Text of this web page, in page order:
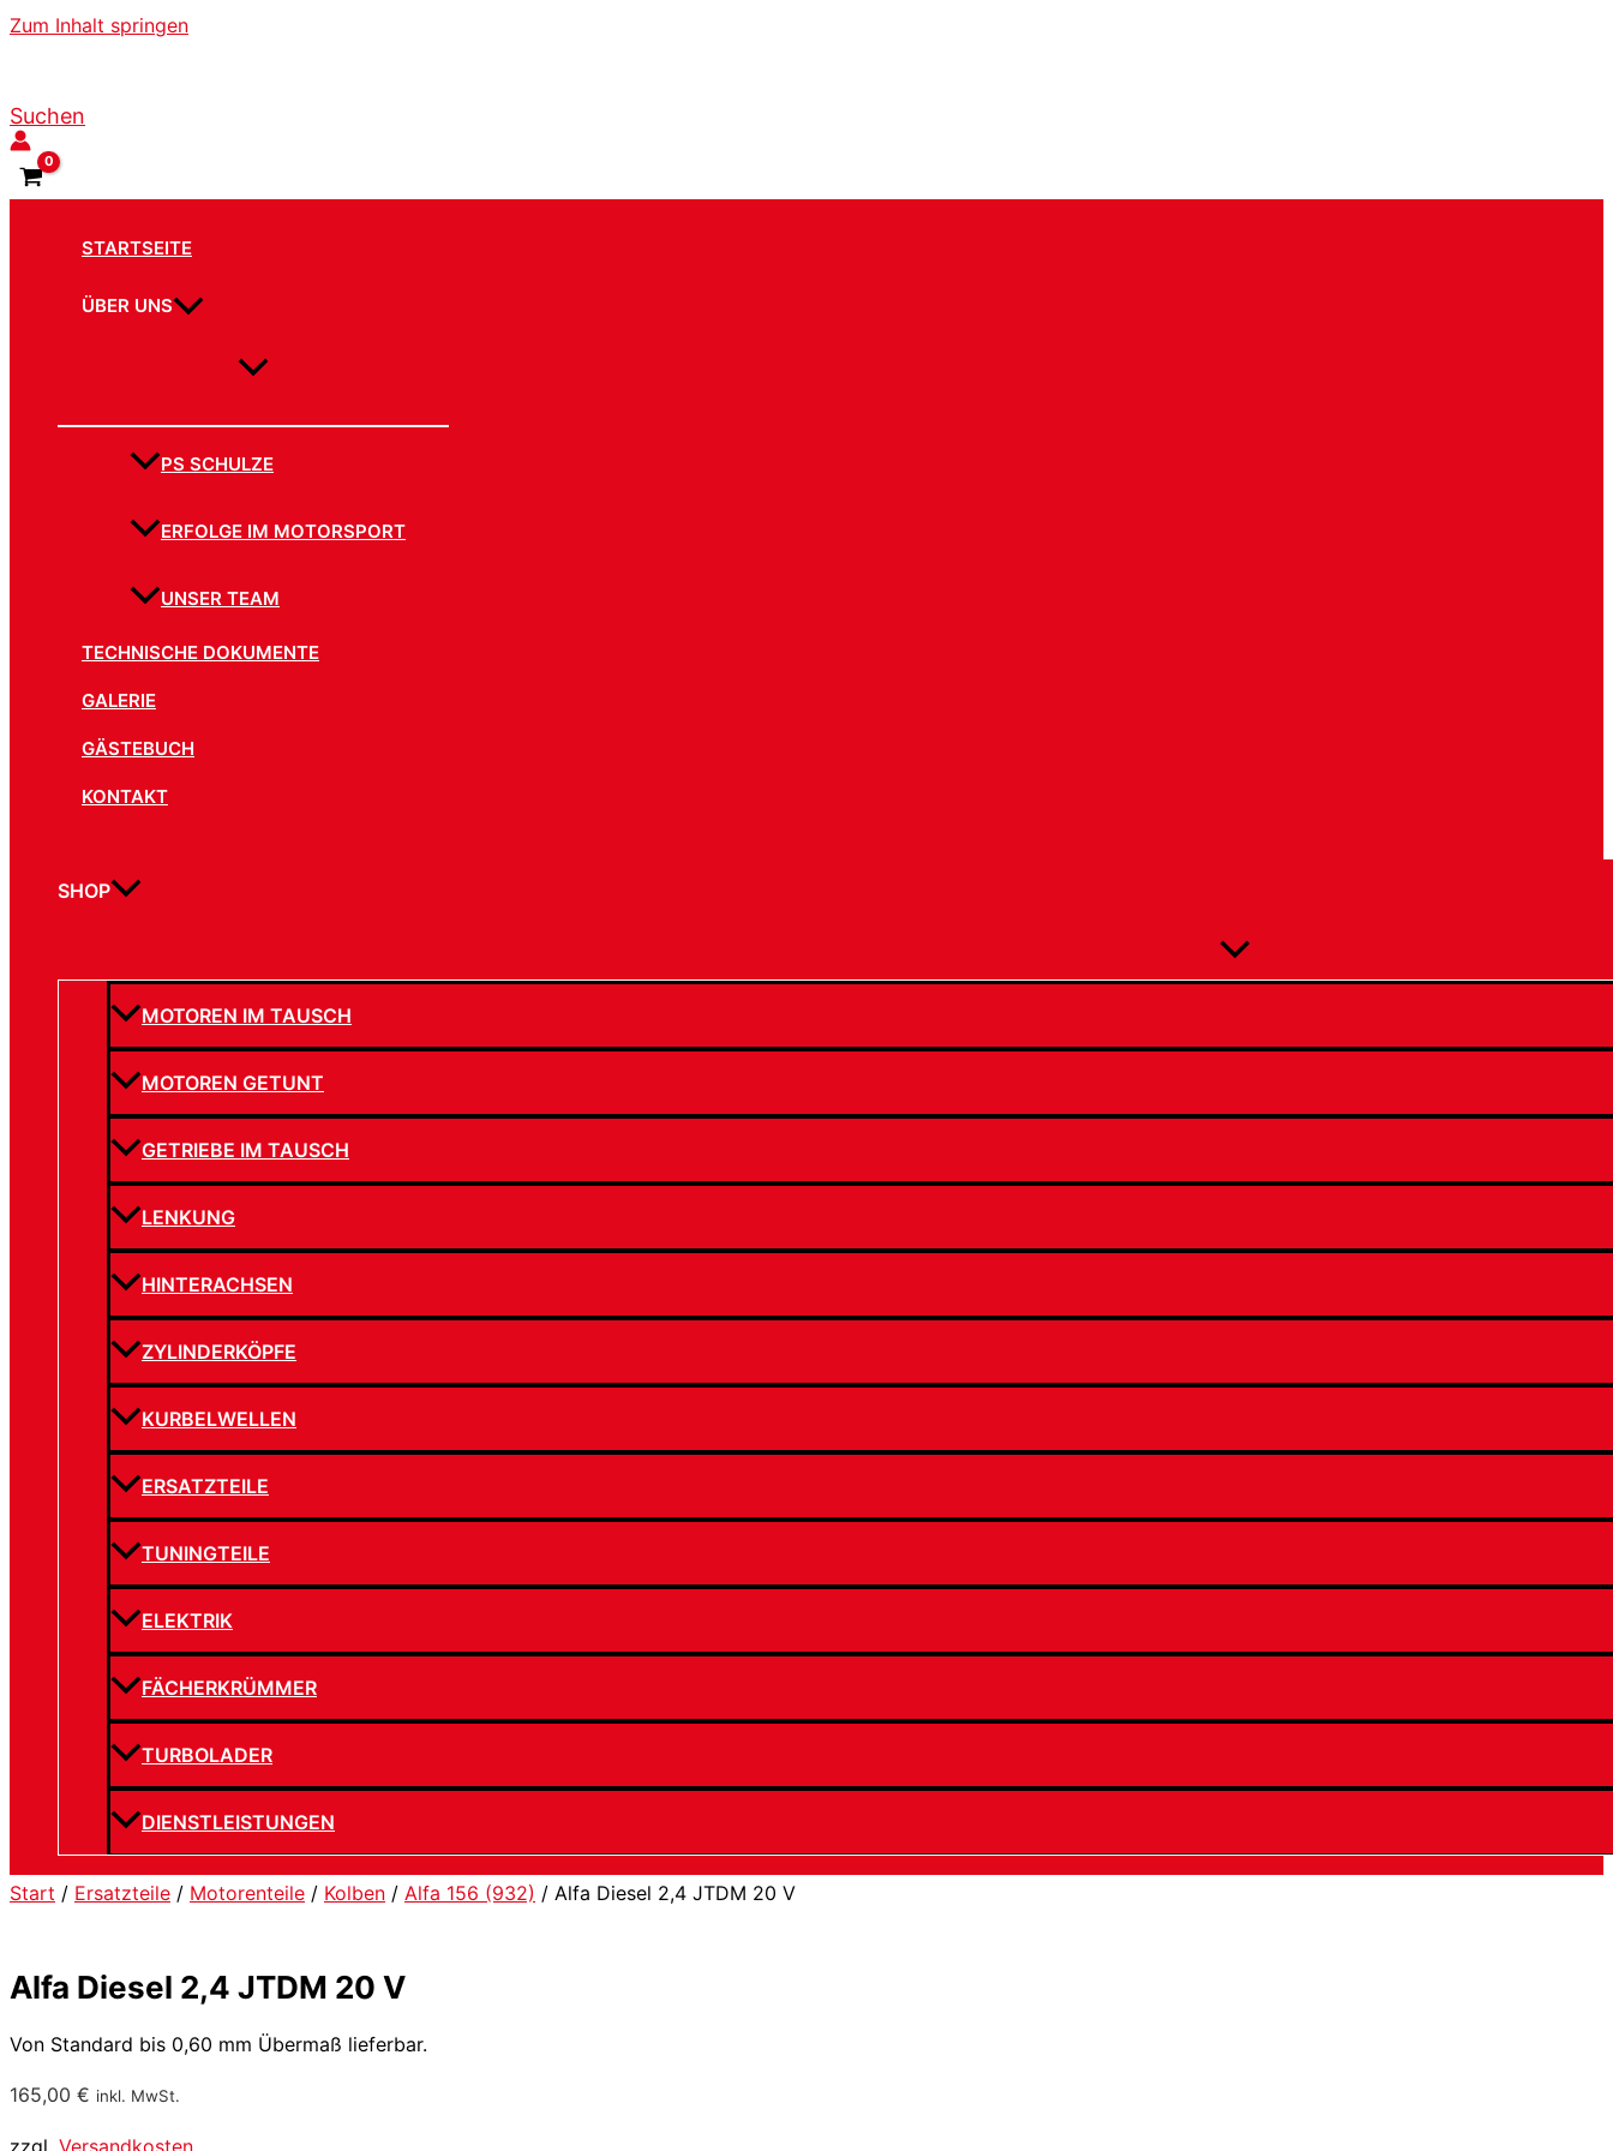
Zum Inhalt springen
Suchen
STARTSEITE
ÜBER UNS
PS SCHULZE
ERFOLGE IM MOTORSPORT
UNSER TEAM
TECHNISCHE DOKUMENTE
GALERIE
GÄSTEBUCH
KONTAKT
SHOP
MOTOREN IM TAUSCH
MOTOREN GETUNT
GETRIEBE IM TAUSCH
LENKUNG
HINTERACHSEN
ZYLINDERKÖPFE
KURBELWELLEN
ERSATZTEILE
TUNINGTEILE
ELEKTRIK
FÄCHERKRÜMMER
TURBOLADER
DIENSTLEISTUNGEN
Start / Ersatzteile / Motorenteile / Kolben / Alfa 156 (932) / Alfa Diesel 2,4 JTDM 20 V
Alfa Diesel 2,4 JTDM 20 V
Von Standard bis 0,60 mm Übermaß lieferbar.
165,00 € inkl. MwSt.
zzgl. Versandkosten